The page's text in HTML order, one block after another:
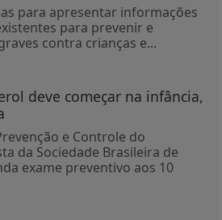
para apresentar informações
para prevenir e
contra crianças e...
deve começar na infância,
e Controle do
da Sociedade Brasileira de
exame preventivo aos 10